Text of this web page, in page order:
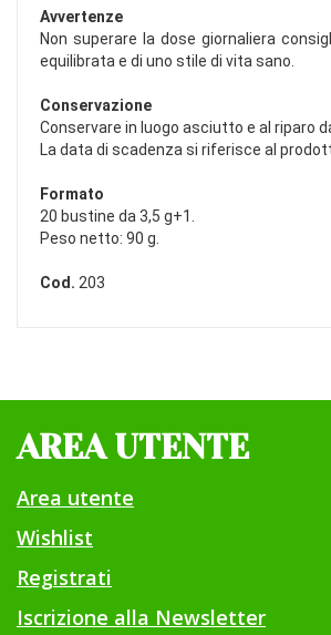
Avvertenze
Non superare la dose giornaliera
equilibrata e di uno stile di vita sano.
Conservazione
Conservare in luogo asciutto e al riparo
La data di scadenza si riferisce al
Formato
20 bustine da 3,5 g+1.
Peso netto: 90 g.
Cod. 203
AREA UTENTE
Area utente
Wishlist
Registrati
Iscrizione alla Newsletter